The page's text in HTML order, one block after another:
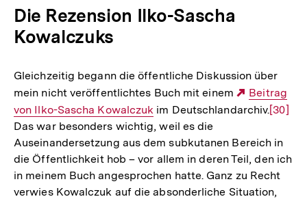
Die Rezension Ilko-Sascha
Kowalczuks
Gleichzeitig begann die öffentliche Diskussion über
mein nicht veröffentlichtes Buch mit einem
Externer
Link:
Beitrag
von Ilko-Sascha Kowalczuk im Deutschlandarchiv.Zur
der
[30]
Das war besonders wichtig, weil es die
Auseinandersetzung aus dem subkutanen Bereich in
die Öffentlichkeit hob – vor allem in deren Teil, den ich
in meinem Buch angesprochen hatte. Ganz zu Recht
verwies Kowalczuk auf die absonderliche Situation,